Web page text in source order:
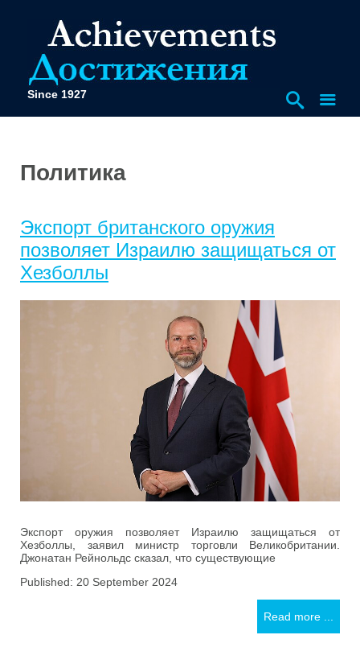
Since 1927
Политика
Экспорт британского оружия
позволяет Израилю защищаться от
Хезболлы
Экспорт оружия позволяет Израилю защищаться от
Хезболлы, заявил министр торговли Великобритании.
Джонатан Рейнольдс сказал, что существующие
Published: 20 September 2024
Read more ...